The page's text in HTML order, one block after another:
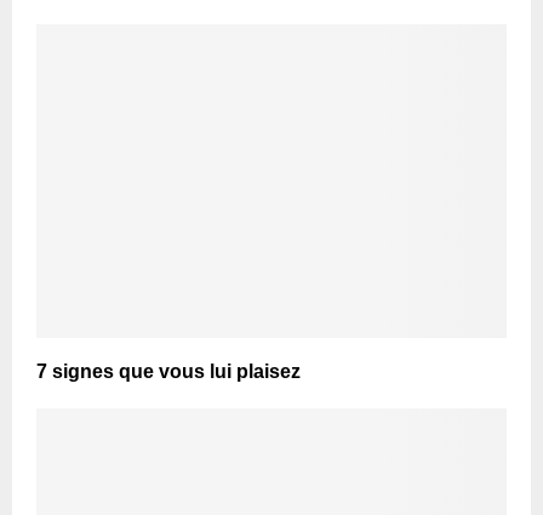
7 signes que vous lui plaisez